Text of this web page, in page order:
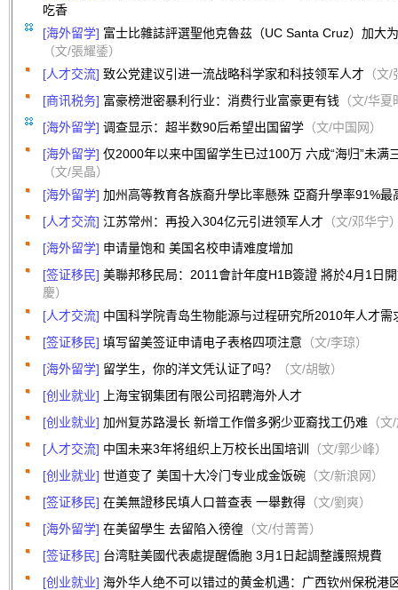
吃香
[海外留学] 富士比雜誌評選聖他克魯茲（UC Santa Cruz）加大
（文/張耀鋈）
[人才交流] 致公党建议引进一流战略科学家和科技领军人才 （文
[商讯税务] 富豪榜泄密暴利行业：消费行业富豪更有钱 （文/华
[海外留学] 调查显示：超半数90后希望出国留学 （文/中国网）
[海外留学] 仅2000年以来中国留学生已过100万 六成“海归”未满
（文/吴晶）
[海外留学] 加州高等教育各族裔升學比率懸殊 亞裔升學率91%最
[人才交流] 江苏常州：再投入304亿元引进领军人才 （文/邓华宁
[海外留学] 申请量饱和 美国名校申请难度增加
[签证移民] 美聯邦移民局：2011會計年度H1B簽證 將於4月1日
慶）
[人才交流] 中国科学院青岛生物能源与过程研究所2010年人才需
[签证移民] 填写留美签证申请电子表格四项注意 （文/李琼）
[海外留学] 留学生，你的洋文凭认证了吗？
（文/胡敏）
[创业就业]
上海宝钢集团有限公司招聘海外人才
[创业就业] 加州复苏路漫长 新增工作僧多粥少亚裔找工仍难 （
[人才交流] 中国未来3年将组织上万校长出国培训
（文/郭少峰）
[创业就业] 世道变了 美国十大冷门专业成金饭碗 （文/新浪网）
[签证移民] 在美無證移民填人口普查表 一舉數得 （文/劉爽）
[海外留学] 在美留學生 去留陷入徬徨 （文/付菁菁）
[签证移民] 台湾駐美國代表處提醒僑胞 3月1日起調整護照規費
[创业就业] 海外华人绝不可以错过的黄金机遇：广西钦州保税港